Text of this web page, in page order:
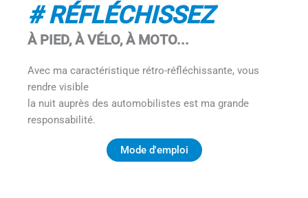
# RÉFLÉCHISSEZ​
À PIED, À VÉLO, À MOTO...
Avec ma caractéristique rétro-réfléchissante, vous
rendre visible
la nuit auprès des automobilistes est ma grande
responsabilité.
Mode d'emploi